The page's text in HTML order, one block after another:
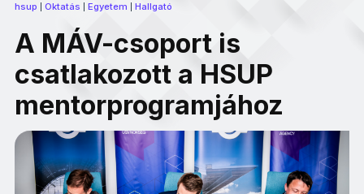
hsup Oktatás Egyetem Hallgató
A MÁV-csoport is
csatlakozott a HSUP
mentorprogramjához